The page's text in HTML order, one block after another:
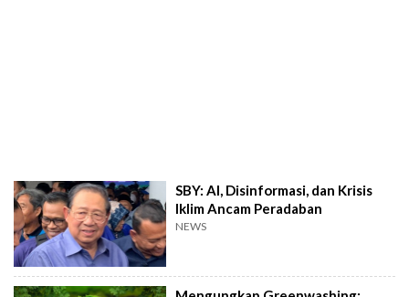
SBY: AI, Disinformasi, dan Krisis
Iklim Ancam Peradaban
NEWS